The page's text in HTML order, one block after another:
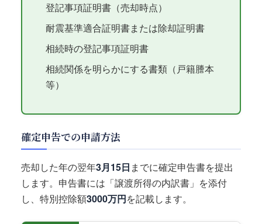
登記事項証明書（売却時点）
耐震基準適合証明書または除却証明書
相続時の登記事項証明書
相続関係を明らかにする書類（戸籍謄本
等）
確定申告での申請方法
売却した年の翌年3月15日 までに確定申告書を提出
します。申告書には「譲渡所得の内訳書」を添付
し、特別控除額3000万円を記載します。